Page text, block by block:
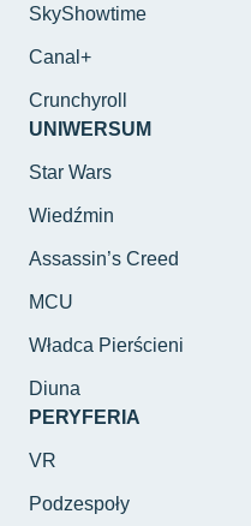
SkyShowtime
Canal+
Crunchyroll
UNIWERSUM
Star Wars
Wiedźmin
Assassin’s Creed
MCU
Władca Pierścieni
Diuna
PERYFERIA
VR
Podzespoły